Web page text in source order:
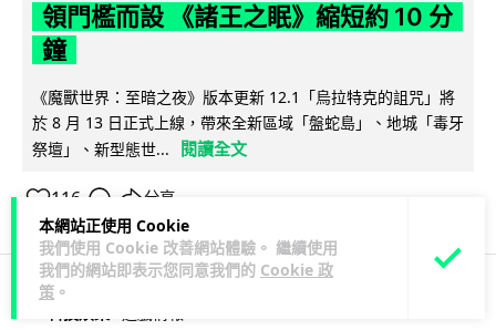
本網站正使用 Cookie
我們使用 Cookie 改善網站體驗。 繼續使用
我們的網站即表示您同意我們的 Cookie 政
策 。
領門檻而設 《諸王之眠》縮短約 10 分
鐘
《魔獸世界：至暗之夜》版本更新 12.1「烏拉特克的詛咒」將
於 8 月 13 日正式上線，帶來全新區域「盤蛇島」、地城「毒牙
祭壇」、新型態世...
閱讀全文
116 分享